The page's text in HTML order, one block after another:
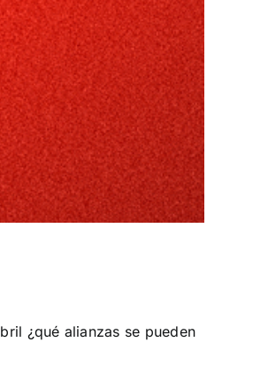
¿qué alianzas se pueden